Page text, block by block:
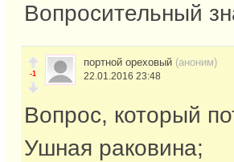
Вопросительный
-1
портной ореховый (аноним)
22.01.2016 23:48
Вопрос, который
Ушная раковина;